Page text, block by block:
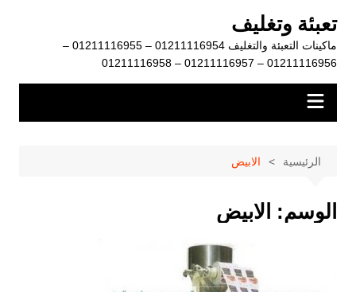
المحتوى
تعبئة وتغليف
ماكينات التعبئة والتغليف 01211116954 – 01211116955 –
01211116956 – 01211116957 – 01211116958
الرئيسية الابيض
الوسم: الابيض